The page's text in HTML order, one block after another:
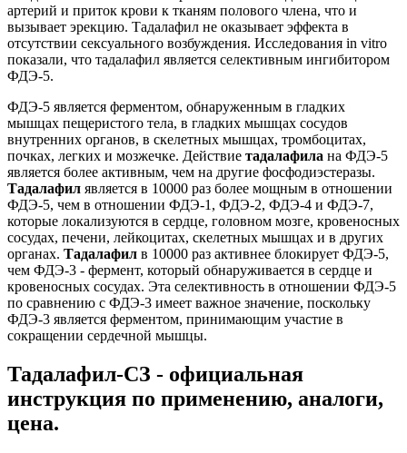
артерий и приток крови к тканям полового члена, что и
вызывает эрекцию. Тадалафил не оказывает эффекта в
отсутствии сексуального возбуждения. Исследования in vitro
показали, что тадалафил является селективным ингибитором
ФДЭ-5.
ФДЭ-5 является ферментом, обнаруженным в гладких
мышцах пещеристого тела, в гладких мышцах сосудов
внутренних органов, в скелетных мышцах, тромбоцитах,
почках, легких и мозжечке. Действие тадалафила на ФДЭ-5
является более активным, чем на другие фосфодиэстеразы.
Тадалафил является в 10000 раз более мощным в отношении
ФДЭ-5, чем в отношении ФДЭ-1, ФДЭ-2, ФДЭ-4 и ФДЭ-7,
которые локализуются в сердце, головном мозге, кровеносных
сосудах, печени, лейкоцитах, скелетных мышцах и в других
органах. Тадалафил в 10000 раз активнее блокирует ФДЭ-5,
чем ФДЭ-3 - фермент, который обнаруживается в сердце и
кровеносных сосудах. Эта селективность в отношении ФДЭ-5
по сравнению с ФДЭ-3 имеет важное значение, поскольку
ФДЭ-3 является ферментом, принимающим участие в
сокращении сердечной мышцы.
Тадалафил-СЗ - официальная
инструкция по применению, аналоги,
цена.